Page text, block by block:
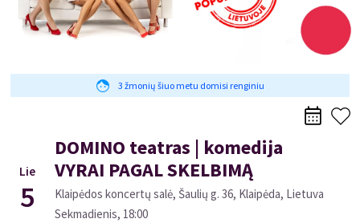
3 žmonių šiuo metu domisi renginiu
Lie
5
DOMINO teatras | komedija
VYRAI PAGAL SKELBIMĄ
Klaipėdos koncertų salė, Šaulių g. 36, Klaipėda, Lietuva
Sekmadienis, 18:00